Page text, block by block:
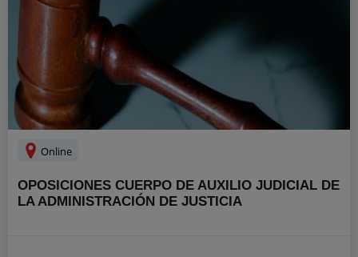
Online
OPOSICIONES CUERPO DE AUXILIO JUDICIAL DE
LA ADMINISTRACIÓN DE JUSTICIA